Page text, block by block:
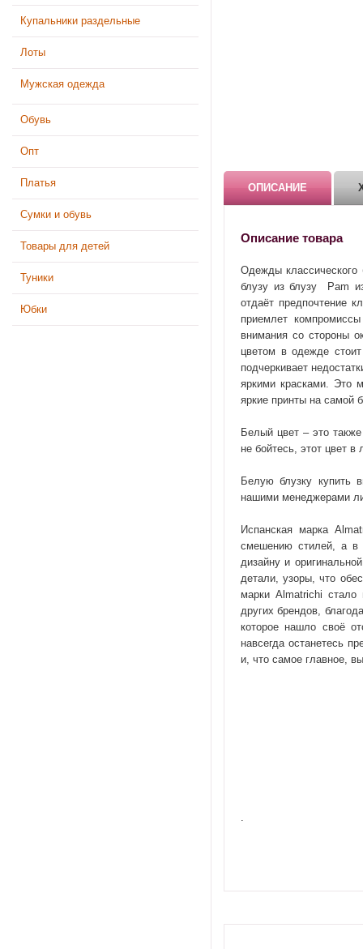
Купальники раздельные
Лоты
Мужская одежда
Обувь
Опт
Платья
Сумки и обувь
Товары для детей
Туники
Юбки
ОПИСАНИЕ
Описание товара
Одежды классического
блузу из блузу Pam
отдаёт предпочтение
приемлет
внимания со стороны
цветом в одежде
подчеркивает
яркими красками. Это
яркие принты на самой
Белый цвет – это
не бойтесь, этот цвет
Белую блузку купить
нашими менеджерами
Испанская марка
смешению стилей, а в
дизайну и
детали, узоры, что
марки Almatrichi
других брендов,
которое нашло своё
навсегда останетесь
и, что самое главное,
.